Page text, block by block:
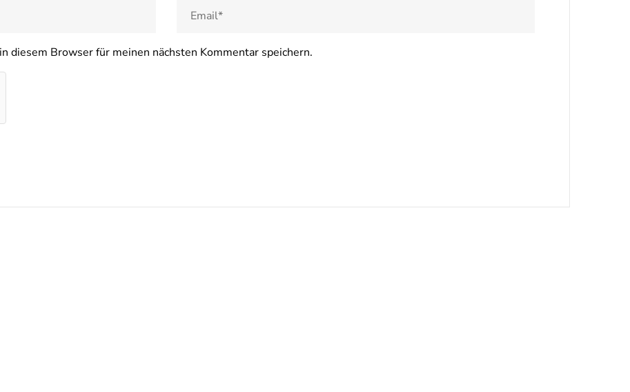
diesem Browser für meinen nächsten Kommentar speichern.